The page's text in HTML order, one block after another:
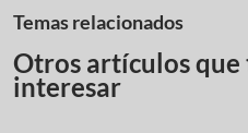
Temas relacionados
Otros artículos que
interesar